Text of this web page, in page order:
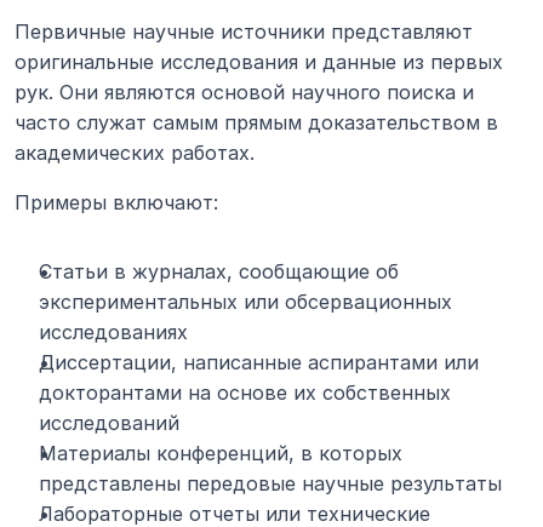
Первичные научные источники представляют
оригинальные исследования и данные из первых
рук. Они являются основой научного поиска и
часто служат самым прямым доказательством в
академических работах.
Примеры включают:
Статьи в журналах, сообщающие об
экспериментальных или обсервационных
исследованиях
Диссертации, написанные аспирантами или
докторантами на основе их собственных
исследований
Материалы конференций, в которых
представлены передовые научные результаты
Лабораторные отчеты или технические